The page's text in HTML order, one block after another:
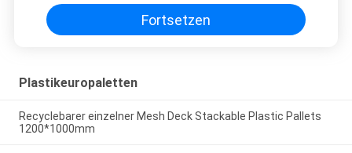
Fortsetzen
Plastikeuropaletten
Recyclebarer einzelner Mesh Deck Stackable Plastic Pallets
1200*1000mm